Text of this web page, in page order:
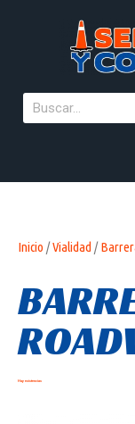
Inicio /Vialidad /
Hay existencias